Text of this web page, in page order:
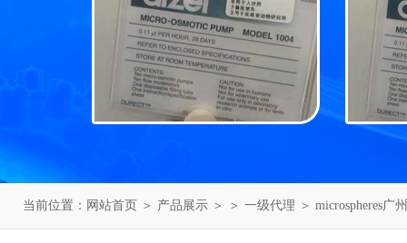
当前位置： 网站首页 ＞ 产品展示 ＞ ＞ 一级代理 ＞ microspheres广